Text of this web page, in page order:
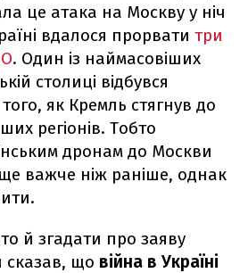
це атака на Москву у ніч
вдалося прорвати три
. Один із наймасовіших
столиці відбувся
як Кремль стягнув до
регіонів. Тобто
дронам до Москви
важче ніж раніше, однак
й згадати про заяву
сказав, що війна в Україні